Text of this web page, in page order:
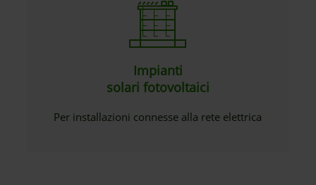
Impianti
solari fotovoltaici
Per installazioni connesse alla rete elettrica